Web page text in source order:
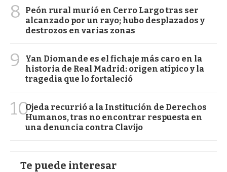
8
Peón rural murió en Cerro Largo tras ser
alcanzado por un rayo; hubo desplazados y
destrozos en varias zonas
9
Yan Diomande es el fichaje más caro en la
historia de Real Madrid: origen atípico y la
tragedia que lo fortaleció
10Ojeda recurrió a la Institución de Derechos
Humanos, tras no encontrar respuesta en
una denuncia contra Clavijo
Te puede interesar